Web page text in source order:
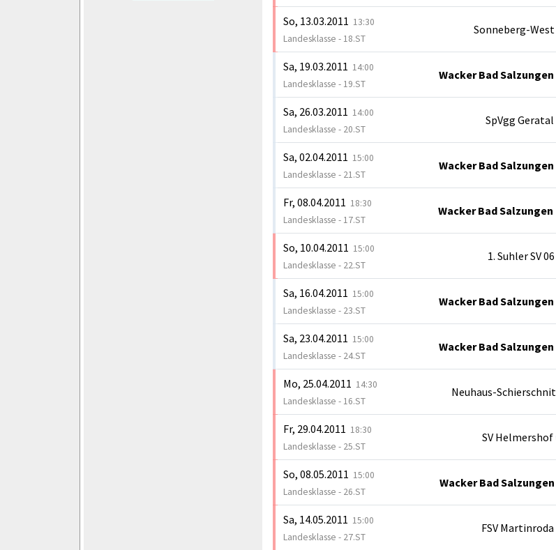
So, 13.03.2011 13:30
Landesklasse - 18.ST
Sonneberg-West
Sa, 19.03.2011 14:00
Landesklasse - 19.ST
Wacker Bad Salzungen
Sa, 26.03.2011 14:00
Landesklasse - 20.ST
SpVgg Geratal
Sa, 02.04.2011 15:00
Landesklasse - 21.ST
Wacker Bad Salzungen
Fr, 08.04.2011 18:30
Landesklasse - 17.ST
Wacker Bad Salzungen
So, 10.04.2011 15:00
Landesklasse - 22.ST
1. Suhler SV 06
Sa, 16.04.2011 15:00
Landesklasse - 23.ST
Wacker Bad Salzungen
Sa, 23.04.2011 15:00
Landesklasse - 24.ST
Wacker Bad Salzungen
Mo, 25.04.2011 14:30
Landesklasse - 16.ST
Neuhaus-Schierschnit
Fr, 29.04.2011 18:30
Landesklasse - 25.ST
SV Helmershof
So, 08.05.2011 15:00
Landesklasse - 26.ST
Wacker Bad Salzungen
Sa, 14.05.2011 15:00
Landesklasse - 27.ST
FSV Martinroda